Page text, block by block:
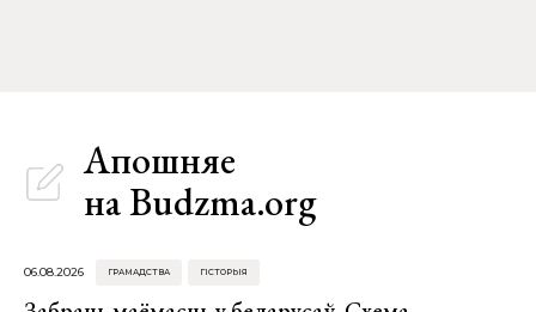
Апошняе
на Budzma.org
06.08.2026 ГРАМАДСТВА ГІСТОРЫЯ